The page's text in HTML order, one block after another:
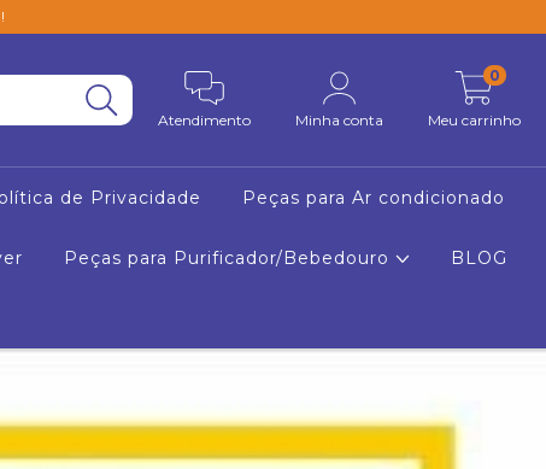
Atendimento Minha conta Meu carrinho
0
de Privacidade Peças para Ar condicionado
Peças para Purificador/Bebedouro BLOG